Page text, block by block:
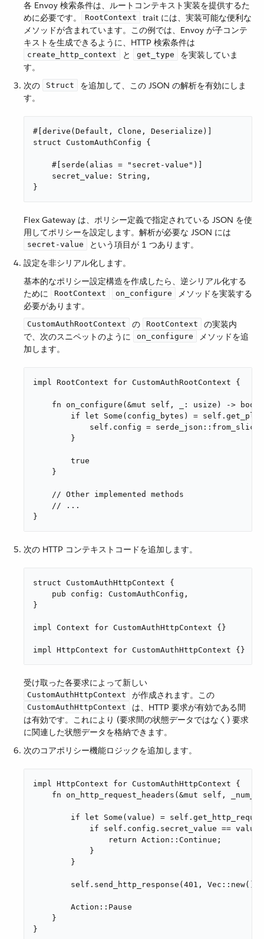
各 Envoy 検索条件は、ルートコンテキスト実装を提供するた
めに必要です。​
RootContext
​ trait には、実装可能な便利な
メソッドが含まれています。この例では、Envoy が子コンテ
キストを生成できるように、HTTP 検索条件は ​
create_http_context ​ と ​ get_type
​ を実装していま
す。
次の ​
Struct
​ を追加して、この JSON の解析を有効にしま
す。
#[derive(Default, Clone, Deserialize)]
struct CustomAuthConfig {
    #[serde(alias = "secret-value")]
    secret_value: String,
}
Flex Gateway は、ポリシー定義で指定されている JSON を使
用してポリシーを設定します。解析が必要な JSON には ​
secret-value
​ という項目が 1 つあります。
設定を非シリアル化します。
基本的なポリシー設定構造を作成したら、逆シリアル化する
ために ​
RootContext on_configure
​ メソッドを実装する
必要があります。
CustomAuthRootContext ​ の ​ RootContext
​ の実装内
で、次のスニペットのように ​
on_configure
​ メソッドを追
加します。
impl RootContext for CustomAuthRootContext {
fn on_configure(&mut self, _: usize) -> bool
if let Some(config_bytes) =
self.config =
        }
        true
    }
    // Other implemented methods
    // ...
}
次の HTTP コンテキストコードを追加します。
struct CustomAuthHttpContext {
    pub config: CustomAuthConfig,
}
impl Context for CustomAuthHttpContext {}
impl HttpContext for CustomAuthHttpContext {}
受け取った各要求によって新しい ​
CustomAuthHttpContext ​ が作成されます。この ​
CustomAuthHttpContext
​ は、HTTP 要求が有効である間
は有効です。これにより (要求間の状態データではなく) 要求
に関連した状態データを格納できます。
次のコアポリシー機能ロジックを追加します。
impl HttpContext for CustomAuthHttpContext {
fn on_http_request_headers(&mut self,
if let Some(value) =
if self.config.secret_value == value
                return Action::Continue;
            }
        }
self.send_http_response(401, Vec::new(),
        Action::Pause
    }
}